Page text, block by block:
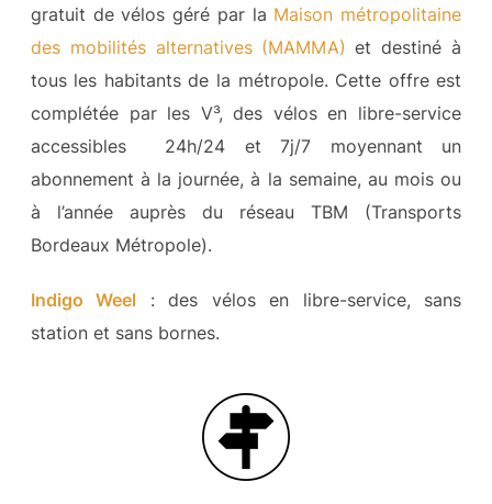
gratuit de vélos géré par la Maison métropolitaine
des mobilités alternatives (MAMMA) et destiné à
tous les habitants de la métropole. Cette offre est
complétée par les V³, des vélos en libre-service
accessibles 24h/24 et 7j/7 moyennant un
abonnement à la journée, à la semaine, au mois ou
à l’année auprès du réseau TBM (Transports
Bordeaux Métropole).
Indigo Weel
: des vélos en libre-service, sans
station et sans bornes.